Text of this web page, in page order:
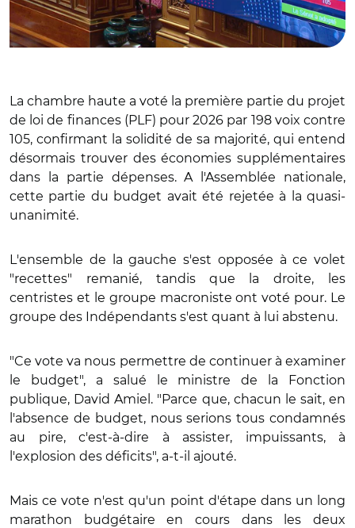
La chambre haute a voté la première partie du projet
de loi de finances (PLF) pour 2026 par 198 voix contre
105, confirmant la solidité de sa majorité, qui entend
désormais trouver des économies supplémentaires
dans la partie dépenses. A l'Assemblée nationale,
cette partie du budget avait été rejetée à la quasi-
unanimité.
L'ensemble de la gauche s'est opposée à ce volet
"recettes" remanié, tandis que la droite, les
centristes et le groupe macroniste ont voté pour. Le
groupe des Indépendants s'est quant à lui abstenu.
"Ce vote va nous permettre de continuer à examiner
le budget", a salué le ministre de la Fonction
publique, David Amiel. "Parce que, chacun le sait, en
l'absence de budget, nous serions tous condamnés
au pire, c'est-à-dire à assister, impuissants, à
l'explosion des déficits", a-t-il ajouté.
Mais ce vote n'est qu'un point d'étape dans un long
marathon budgétaire en cours dans les deux